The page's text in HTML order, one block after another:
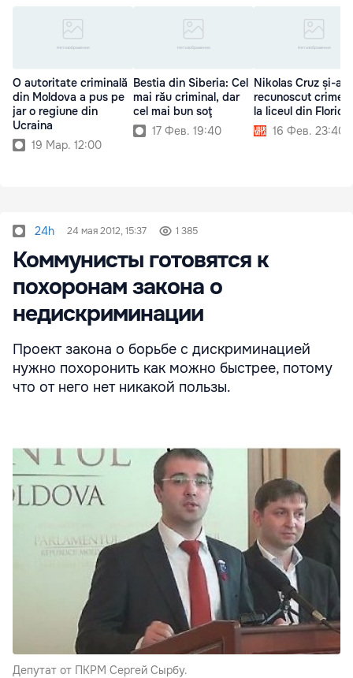
O autoritate criminală
din Moldova a pus pe
jar o regiune din
Ucraina
19 Мар. 12:00
Bestia din Siberia: Cel
mai rău criminal, dar
cel mai bun soţ
17 Фев. 19:40
Nikolas Cruz și-a
recunoscut
la liceul din Florida
16 Фев. 23:40
24h 24 мая 2012, 15:37 1 385
Коммунисты готовятся к
похоронам закона о
недискриминации
Проект закона о борьбе с дискриминацией
нужно похоронить как можно быстрее, потому
что от него нет никакой пользы.
Депутат от ПКРМ Сергей Сырбу.